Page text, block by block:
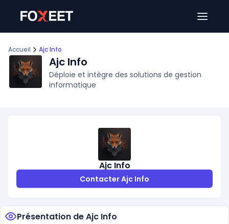
Accueil Ajc Info
Ajc Info
Déploie et intègre des solutions de gestion
informatique
Ajc Info
Contacter Ajc Info
Présentation de Ajc Info